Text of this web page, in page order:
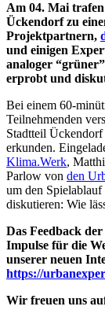
Am 04. Mai
Ückendorf zu
Projektpartnern,
und einigen
analoger
erprobt und
Bei einem 60-
Teilnehmenden
Stadtteil
erkunden.
Klima.Werk,
Parlow von den
um den
diskutieren: Wie
Das Feedback
Impulse für die
unserer neuen
https://
Wir freuen uns